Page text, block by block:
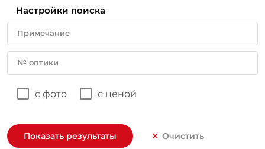
Настройки поиска
Примечание
№ оптики
с фото с ценой
Показать результаты Очистить